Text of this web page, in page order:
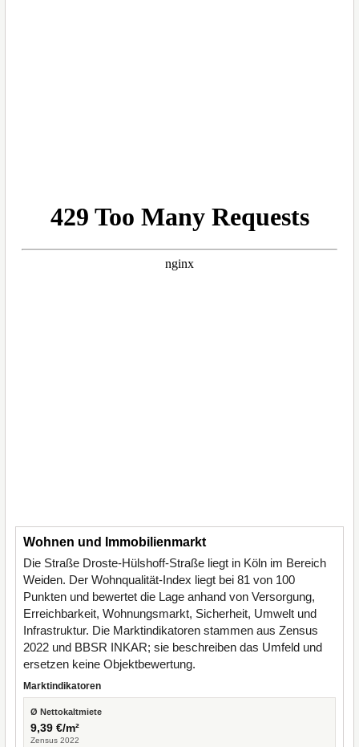
Wohnen und Immobilienmarkt
Die Straße Droste-Hülshoff-Straße liegt in Köln im Bereich
Weiden. Der Wohnqualität-Index liegt bei 81 von 100
Punkten und bewertet die Lage anhand von Versorgung,
Erreichbarkeit, Wohnungsmarkt, Sicherheit, Umwelt und
Infrastruktur. Die Marktindikatoren stammen aus Zensus
2022 und BBSR INKAR; sie beschreiben das Umfeld und
ersetzen keine Objektbewertung.
Marktindikatoren
Ø Nettokaltmiete
9,39 €/m²
Zensus 2022